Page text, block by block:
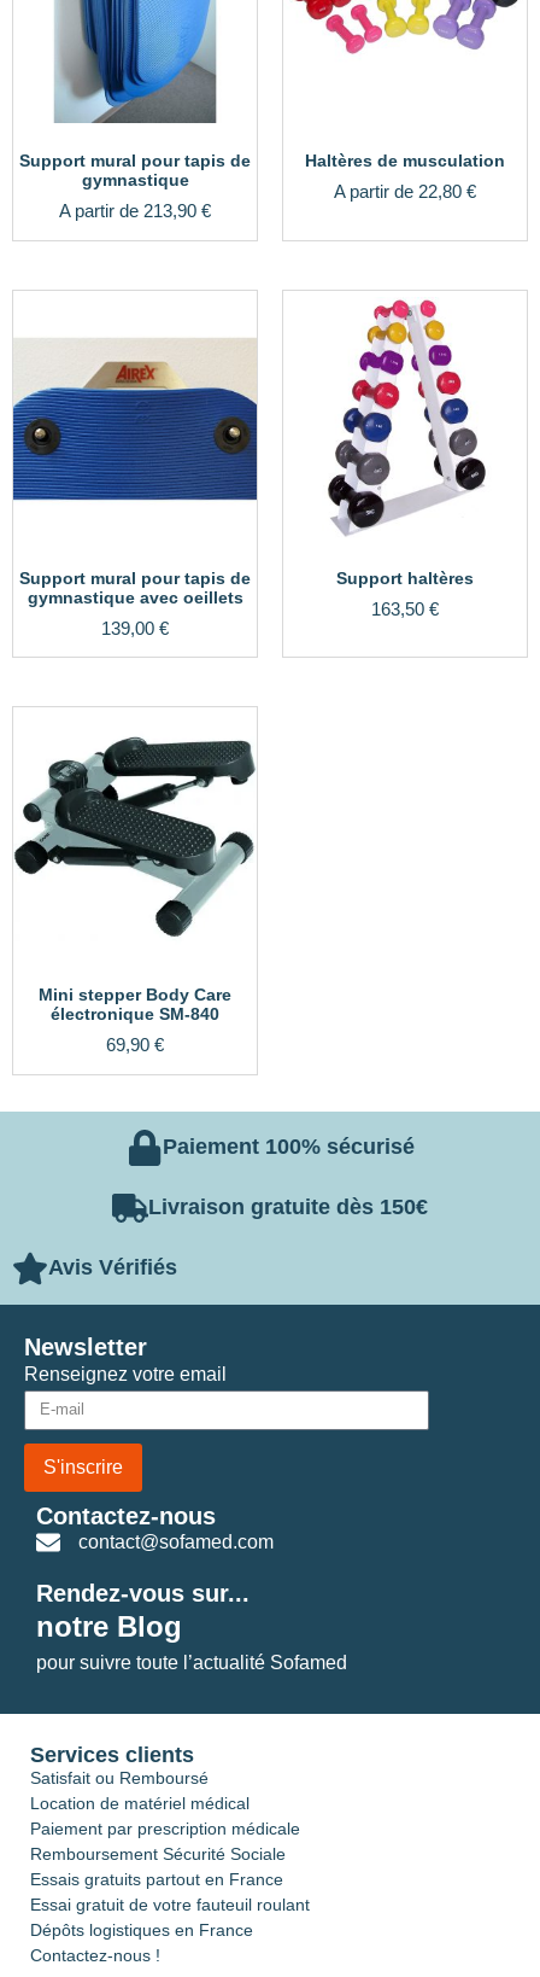
Support mural pour tapis de
gymnastique
A partir de 213,90 €
Haltères de musculation
A partir de 22,80 €
Support mural pour tapis de
gymnastique avec oeillets
139,00 €
Support haltères
163,50 €
Mini stepper Body Care
électronique SM-840
69,90 €
Paiement 100% sécurisé
Livraison gratuite dès 150€
Avis Vérifiés
Renseignez votre email
S'inscrire
Newsletter
Contactez-nous
contact@sofamed.com
Rendez-vous sur...
notre Blog
pour suivre toute l’actualité Sofamed
Services clients
Satisfait ou Remboursé
Location de matériel médical
Paiement par prescription médicale
Remboursement Sécurité Sociale
Essais gratuits partout en France
Essai gratuit de votre fauteuil roulant
Dépôts logistiques en France
Contactez-nous !